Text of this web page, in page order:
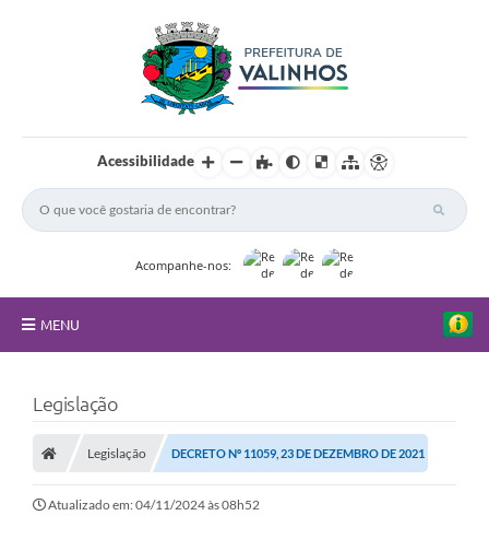
Acessibilidade
Acompanhe-nos:
MENU
Principal
Nossa Cidade
Secretarias
Legislação
Legislação DECRETO Nº 11059, 23 DE DEZEMBRO DE 2021
Atualizado em: 04/11/2024 às 08h52